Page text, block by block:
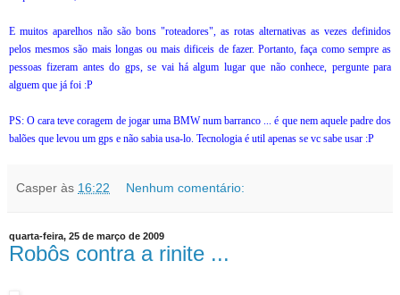
E muitos aparelhos não são bons "roteadores", as rotas alternativas as vezes definidos
pelos mesmos são mais longas ou mais dificeis de fazer. Portanto, faça como sempre as
pessoas fizeram antes do gps, se vai há algum lugar que não conhece, pergunte para
alguem que já foi :P
PS: O cara teve coragem de jogar uma BMW num barranco ... é que nem aquele padre dos
balões que levou um gps e não sabia usa-lo. Tecnologia é util apenas se vc sabe usar :P
Casper às 16:22 Nenhum comentário:
quarta-feira, 25 de março de 2009
Robôs contra a rinite ...